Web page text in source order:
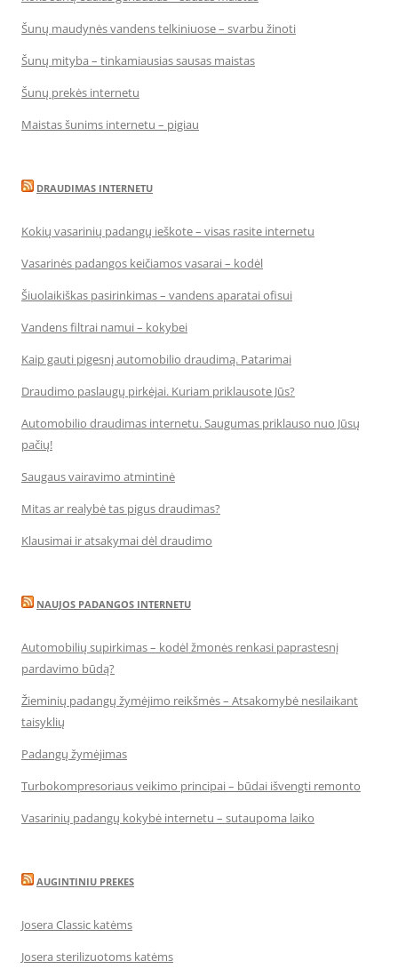
Šunų maudynės vandens telkiniuose – svarbu žinoti
Šunų mityba – tinkamiausias sausas maistas
Šunų prekės internetu
Maistas šunims internetu – pigiau
DRAUDIMAS INTERNETU
Kokių vasarinių padangų ieškote – visas rasite internetu
Vasarinės padangos keičiamos vasarai – kodėl
Šiuolaikiškas pasirinkimas – vandens aparatai ofisui
Vandens filtrai namui – kokybei
Kaip gauti pigesnį automobilio draudimą. Patarimai
Draudimo paslaugų pirkėjai. Kuriam priklausote Jūs?
Automobilio draudimas internetu. Saugumas priklauso nuo Jūsų
pačių!
Saugaus vairavimo atmintinė
Mitas ar realybė tas pigus draudimas?
Klausimai ir atsakymai dėl draudimo
NAUJOS PADANGOS INTERNETU
Automobilių supirkimas – kodėl žmonės renkasi paprastesnį
pardavimo būdą?
Žieminių padangų žymėjimo reikšmės – Atsakomybė nesilaikant
taisyklių
Padangų žymėjimas
Turbokompresoriaus veikimo principai – būdai išvengti remonto
Vasarinių padangų kokybė internetu – sutaupoma laiko
AUGINTINIU PREKES
Josera Classic katėms
Josera sterilizuotoms katėms